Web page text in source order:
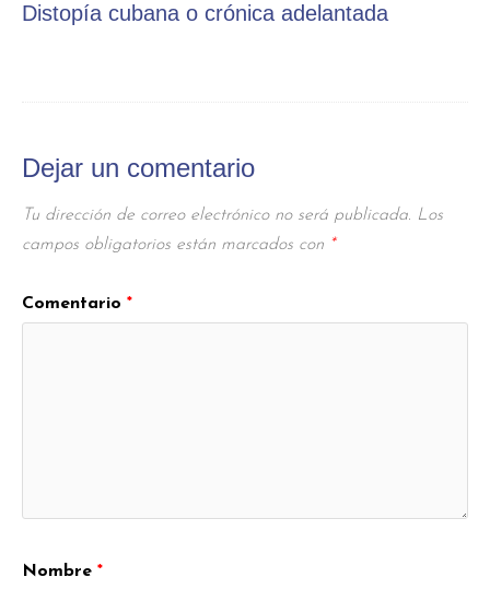
Distopía cubana o crónica adelantada
Dejar un comentario
Tu dirección de correo electrónico no será publicada. Los
campos obligatorios están marcados con *
Comentario *
Nombre *